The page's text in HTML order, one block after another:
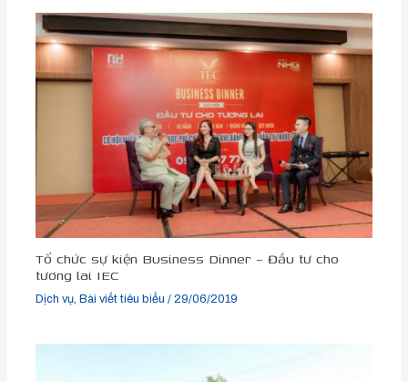
Tổ chức sự kiện Business Dinner – Đầu tư cho
tương lai IEC
Dịch vụ ,Bài viết tiêu biểu /29/06/2019